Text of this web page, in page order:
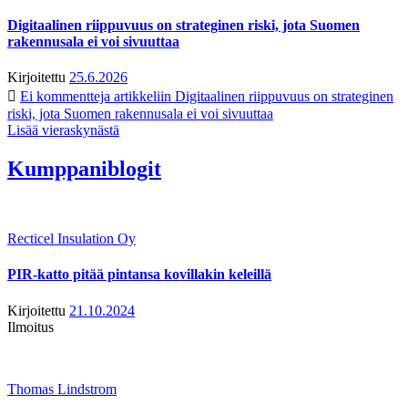
Digitaalinen riippuvuus on strateginen riski, jota Suomen
rakennusala ei voi sivuuttaa
Kirjoitettu 25.6.2026
Ei kommentteja artikkeliin Digitaalinen riippuvuus on strateginen
riski, jota Suomen rakennusala ei voi sivuuttaa
Lisää vieraskynästä
Kumppaniblogit
Recticel Insulation Oy
PIR-katto pitää pintansa kovillakin keleillä
Kirjoitettu 21.10.2024
Ilmoitus
Thomas Lindstrom